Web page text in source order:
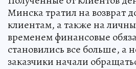
Минска тратил на возврат
клиентам, а также на
временем финансовые
становились все больше, а
заказчики начали